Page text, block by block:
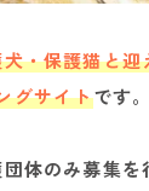
・保護猫と迎
グサイトです。
体のみ募集を